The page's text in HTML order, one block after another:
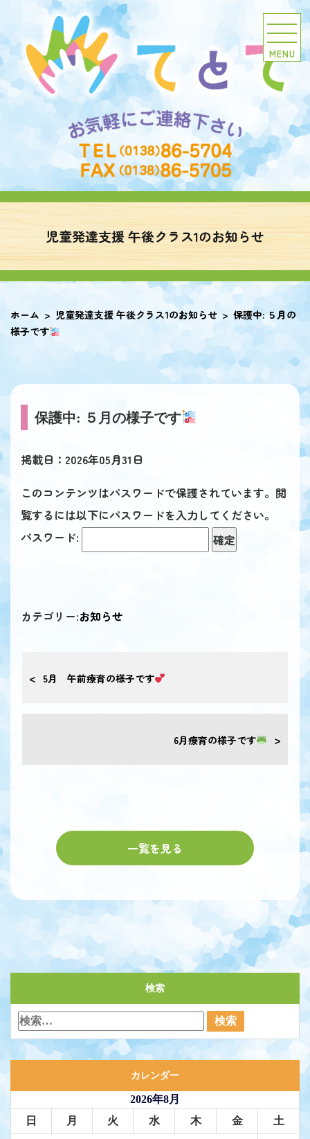
MENU
児童発達支援 午後クラス1のお知らせ
ホーム 児童発達支援 午後クラス1のお知らせ
保護中: ５月の
様子です
保護中: ５月の様子です
掲載日：2026年05月31日
このコンテンツはパスワードで保護されています。閲
覧するには以下にパスワードを入力してください。
パスワード:
カテゴリー:お知らせ
5月 午前療育の様子です
6月療育の様子です
一覧を見る
検索
カレンダー
2026年8月
日
月 火 水 木 金 土